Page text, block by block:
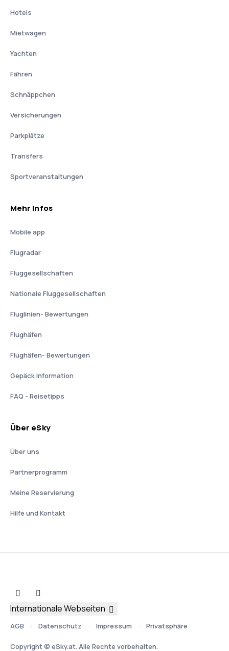
Hotels
Mietwagen
Yachten
Fähren
Schnäppchen
Versicherungen
Parkplätze
Transfers
Sportveranstaltungen
Mehr Infos
Mobile app
Flugradar
Fluggesellschaften
Nationale Fluggesellschaften
Fluglinien- Bewertungen
Flughäfen
Flughäfen- Bewertungen
Gepäck Information
FAQ - Reisetipps
Über eSky
Über uns
Partnerprogramm
Meine Reservierung
Hilfe und Kontakt
AGB Datenschutz Impressum Privatsphäre
Copyright © eSky.at. Alle Rechte vorbehalten.
Internationale Webseiten